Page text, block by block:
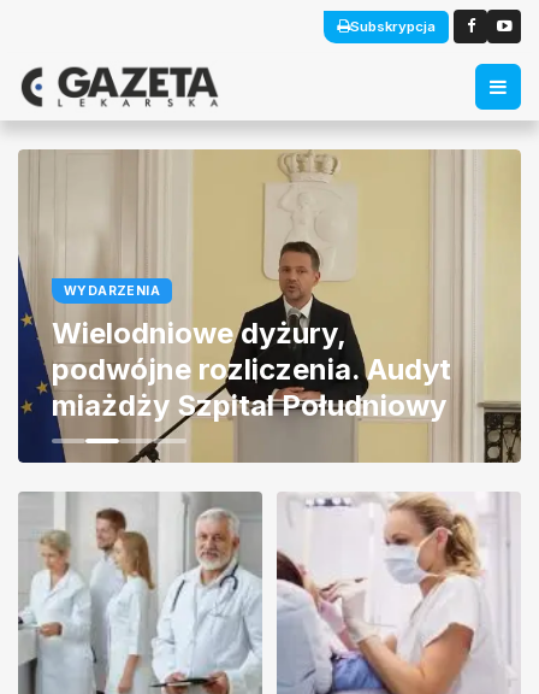
Subskrypcja
WYDARZENIA
Wielodniowe dyżury,
podwójne rozliczenia. Audyt
miażdży Szpital Południowy